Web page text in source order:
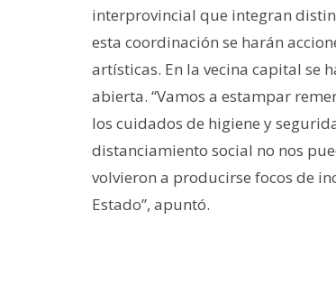
interprovincial que integran
esta coordinación se harán
artísticas. En la vecina capital se
abierta. “Vamos a estampar
los cuidados de higiene y
distanciamiento social no nos
volvieron a producirse focos de
Estado”, apuntó.